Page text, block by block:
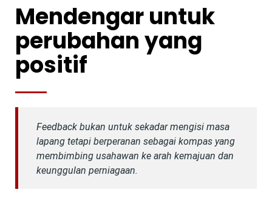
Mendengar untuk
perubahan yang
positif
Feedback bukan untuk sekadar mengisi masa
lapang tetapi berperanan sebagai kompas yang
membimbing usahawan ke arah kemajuan dan
keunggulan perniagaan.